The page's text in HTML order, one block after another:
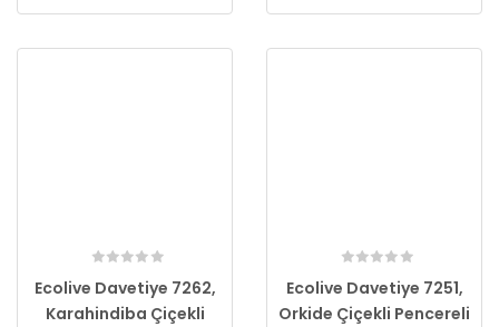
Ecolive Davetiye 7262,
Karahindiba Çiçekli
Ecolive Davetiye 7251,
Orkide Çiçekli Pencereli